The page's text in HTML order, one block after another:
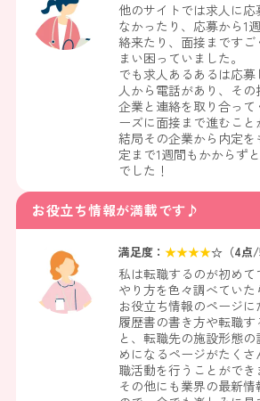
他のサイトでは求人に
なかったり、応募から1
絡来たり、面接まです
まい困っていました。
でも求人あるあるは応
人から電話があり、そ
企業と連絡を取り合っ
ーズに面接まで進むこと
結局その企業から内定
定まで1週間もかからず
でした！
お役立ち情報が満載です♪
満足度： ★★★★☆（4点/
私は転職するのが初め
やり方を色々調べてい
お役立ち情報のページに
履歴書の書き方や転職
と、転職先の施設形態
めになるページがたく
職活動を行うことができ
その他にも業界の最新